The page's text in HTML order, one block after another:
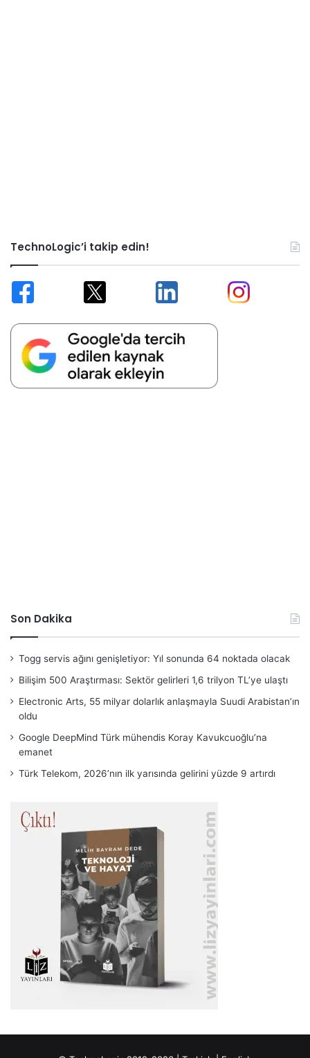
TechnoLogic’i takip edin!
Son Dakika
Togg servis ağını genişletiyor: Yıl sonunda 64 noktada olacak
Bilişim 500 Araştırması: Sektör gelirleri 1,6 trilyon TL’ye ulaştı
Electronic Arts, 55 milyar dolarlık anlaşmayla Suudi Arabistan’ın
oldu
Google DeepMind Türk mühendis Koray Kavukcuoğlu’na
emanet
Türk Telekom, 2026’nın ilk yarısında gelirini yüzde 9 artırdı